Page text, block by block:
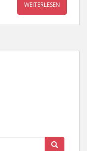
WEITERLESEN